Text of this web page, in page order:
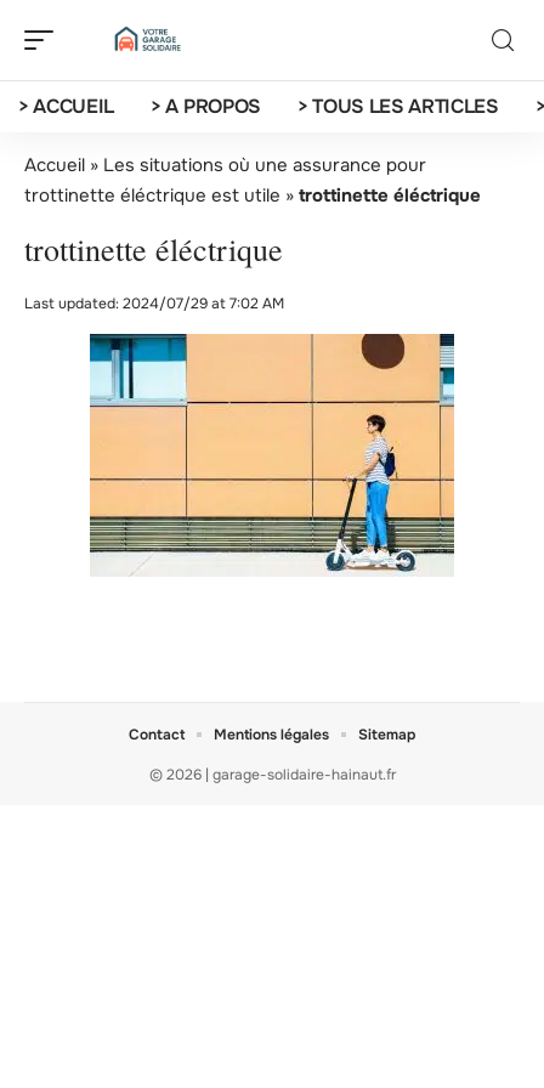
> ACCUEIL > A PROPOS > TOUS LES ARTICLES
Accueil » Les situations où une assurance pour
trottinette éléctrique est utile » trottinette éléctrique
trottinette éléctrique
Last updated: 2024/07/29 at 7:02 AM
© 2026 | garage-solidaire-hainaut.fr
Contact Mentions légales Sitemap